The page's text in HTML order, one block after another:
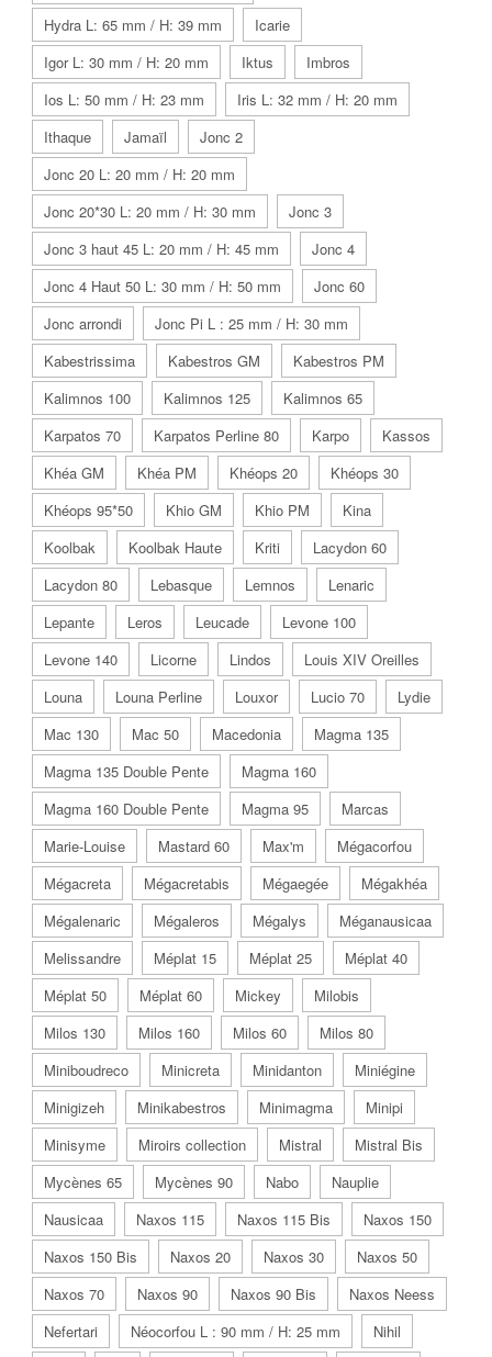
Hydra L: 65 mm / H: 39 mm
Icarie
Igor L: 30 mm / H: 20 mm
Iktus
Imbros
Ios L: 50 mm / H: 23 mm
Iris L: 32 mm / H: 20 mm
Ithaque
Jamaïl
Jonc 2
Jonc 20 L: 20 mm / H: 20 mm
Jonc 20*30 L: 20 mm / H: 30 mm
Jonc 3
Jonc 3 haut 45 L: 20 mm / H: 45 mm
Jonc 4
Jonc 4 Haut 50 L: 30 mm / H: 50 mm
Jonc 60
Jonc arrondi
Jonc Pi L : 25 mm / H: 30 mm
Kabestrissima
Kabestros GM
Kabestros PM
Kalimnos 100
Kalimnos 125
Kalimnos 65
Karpatos 70
Karpatos Perline 80 Karpo
Kassos
Khéa GM
Khéa PM Khéops 20
Khéops 30
Khéops 95*50
Khio GM Khio PM
Kina
Koolbak
Koolbak Haute Kriti
Lacydon 60
Lacydon 80
Lebasque Lemnos
Lenaric
Lepante
Leros Leucade
Levone 100
Levone 140
Licorne Lindos
Louis XIV Oreilles
Louna
Louna Perline Louxor Lucio 70
Lydie
Mac 130
Mac 50 Macedonia
Magma 135
Magma 135 Double Pente
Magma 160
Magma 160 Double Pente
Magma 95
Marcas
Marie-Louise
Mastard 60 Max'm
Mégacorfou
Mégacreta
Mégacretabis Mégaegée
Mégakhéa
Mégalenaric
Mégaleros Mégalys
Méganausicaa
Melissandre
Méplat 15 Méplat 25
Méplat 40
Méplat 50
Méplat 60 Mickey
Milobis
Milos 130
Milos 160 Milos 60
Milos 80
Miniboudreco
Minicreta Minidanton
Miniégine
Minigizeh
Minikabestros Minimagma
Minipi
Minisyme
Miroirs collection Mistral
Mistral Bis
Mycènes 65
Mycènes 90 Nabo
Nauplie
Nausicaa
Naxos 115 Naxos 115 Bis
Naxos 150
Naxos 150 Bis
Naxos 20 Naxos 30
Naxos 50
Naxos 70
Naxos 90 Naxos 90 Bis
Naxos Neess
Nefertari
Néocorfou L : 90 mm / H: 25 mm
Nihil